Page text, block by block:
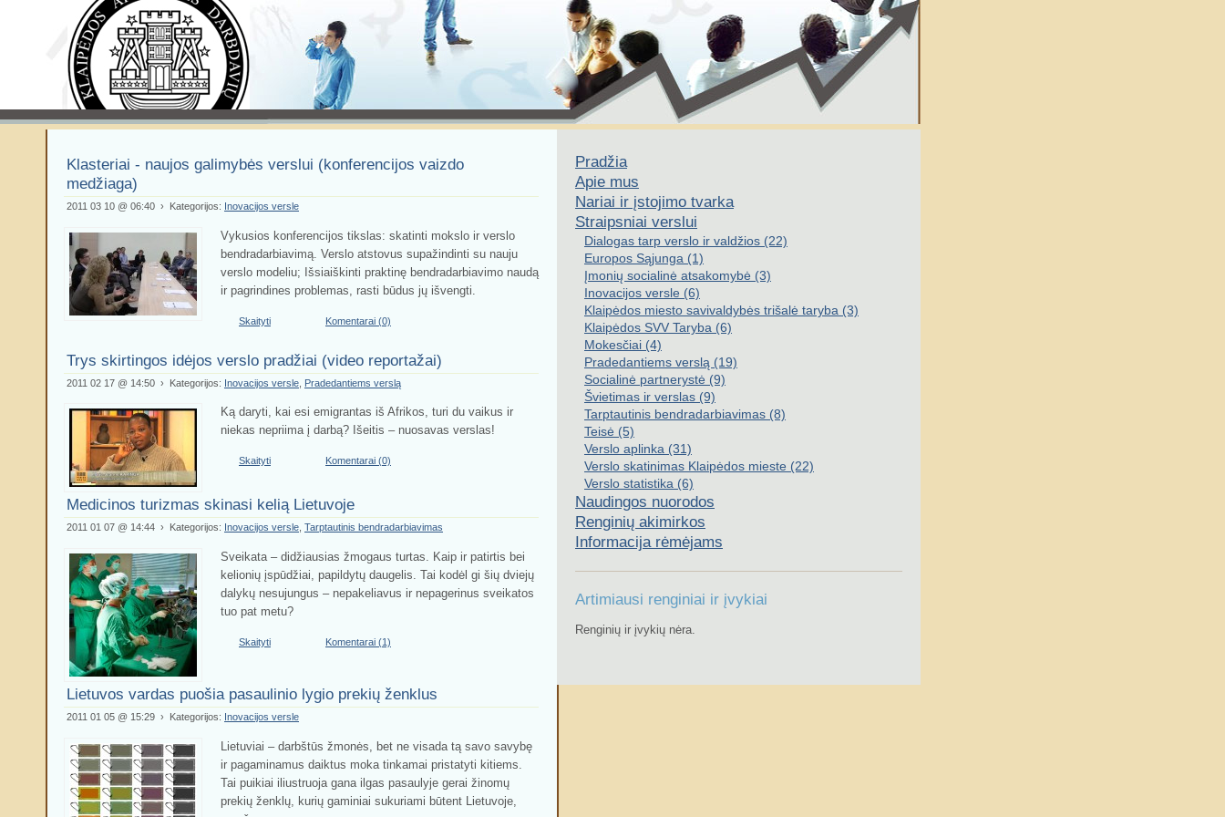
Klasteriai - naujos galimybės verslui (konferencijos vaizdo
medžiaga)
2011 03 10 @ 06:40 › Kategorijos: Inovacijos versle
Vykusios konferencijos tikslas: skatinti mokslo ir verslo
bendradarbiavimą. Verslo atstovus supažindinti su nauju
verslo modeliu; Išsiaiškinti praktinę bendradarbiavimo naudą
ir pagrindines problemas, rasti būdus jų išvengti.
Skaityti Komentarai (0)
Trys skirtingos idėjos verslo pradžiai (video reportažai)
2011 02 17 @ 14:50 › Kategorijos: Inovacijos versle Pradedantiems verslą
Ką daryti, kai esi emigrantas iš Afrikos, turi du vaikus ir
niekas nepriima į darbą? Išeitis – nuosavas verslas!
Skaityti Komentarai (0)
Medicinos turizmas skinasi kelią Lietuvoje
2011 01 07 @ 14:44 › Kategorijos: Inovacijos versle Tarptautinis bendradarbiavimas
Sveikata – didžiausias žmogaus turtas. Kaip ir patirtis bei
kelionių įspūdžiai, papildytų daugelis. Tai kodėl gi šių dviejų
dalykų nesujungus – nepakeliavus ir nepagerinus sveikatos
tuo pat metu?
Skaityti Komentarai (1)
Lietuvos vardas puošia pasaulinio lygio prekių ženklus
2011 01 05 @ 15:29 › Kategorijos: Inovacijos versle
Lietuviai – darbštūs žmonės, bet ne visada tą savo savybę
ir pagaminamus daiktus moka tinkamai pristatyti kitiems.
Tai puikiai iliustruoja gana ilgas pasaulyje gerai žinomų
prekių ženklų, kurių gaminiai sukuriami būtent Lietuvoje,
Pradžia
Apie mus
Nariai ir įstojimo tvarka
Straipsniai verslui
Dialogas tarp verslo ir valdžios (22)
Europos Sąjunga (1)
Įmonių socialinė atsakomybė (3)
Inovacijos versle (6)
Klaipėdos miesto savivaldybės trišalė taryba (3)
Klaipėdos SVV Taryba (6)
Mokesčiai (4)
Pradedantiems verslą (19)
Socialinė partnerystė (9)
Švietimas ir verslas (9)
Tarptautinis bendradarbiavimas (8)
Teisė (5)
Verslo aplinka (31)
Verslo skatinimas Klaipėdos mieste (22)
Verslo statistika (6)
Naudingos nuorodos
Renginių akimirkos
Informacija rėmėjams
Artimiausi renginiai ir įvykiai
Renginių ir įvykių nėra.